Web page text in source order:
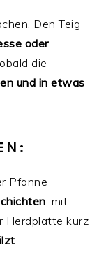
Den Teig
oder
die
und in etwas
Pfanne
, mit
Herdplatte kurz
.